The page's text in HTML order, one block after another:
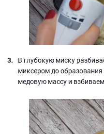
В глубокую миску
миксером до
медовую массу и